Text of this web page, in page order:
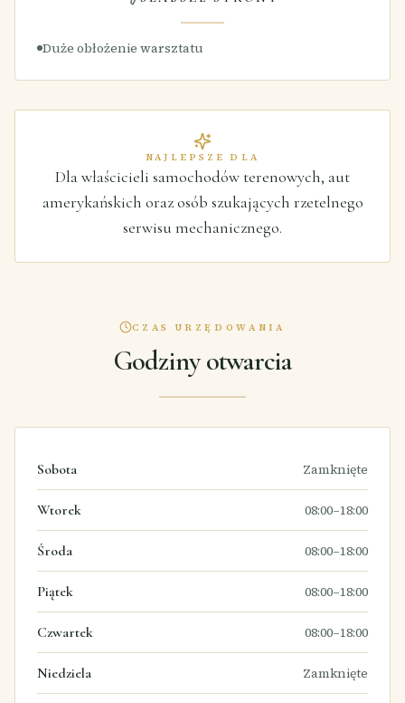
Duże obłożenie warsztatu
NAJLEPSZE DLA
Dla właścicieli samochodów terenowych, aut
amerykańskich oraz osób szukających rzetelnego
serwisu mechanicznego.
CZAS URZĘDOWANIA
Godziny otwarcia
Sobota Zamknięte
Wtorek 08:00–18:00
Środa 08:00–18:00
Piątek 08:00–18:00
Czwartek 08:00–18:00
Niedziela Zamknięte